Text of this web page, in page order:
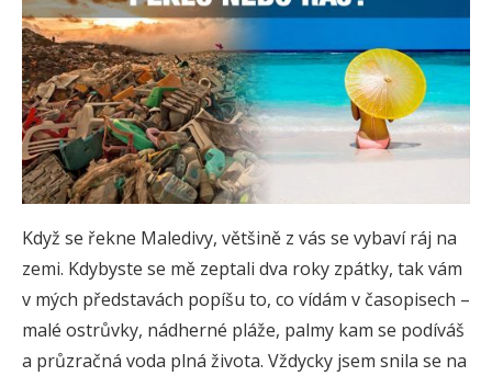
Když se řekne Maledivy, většině z vás se vybaví ráj na
zemi. Kdybyste se mě zeptali dva roky zpátky, tak vám
v mých představách popíšu to, co vídám v časopisech –
malé ostrůvky, nádherné pláže, palmy kam se podíváš
a průzračná voda plná života. Vždycky jsem snila se na